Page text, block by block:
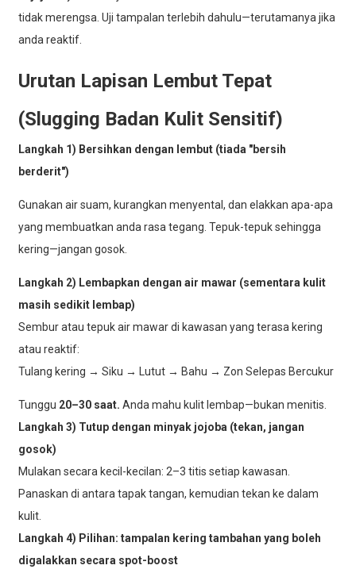
tidak merengsa. Uji tampalan terlebih dahulu—terutamanya jika
anda reaktif.
Urutan Lapisan Lembut Tepat
(Slugging Badan Kulit Sensitif)
Langkah 1) Bersihkan dengan lembut (tiada "bersih
berderit")
Gunakan air suam, kurangkan menyental, dan elakkan apa-apa
yang membuatkan anda rasa tegang. Tepuk-tepuk sehingga
kering—jangan gosok.
Langkah 2) Lembapkan dengan air mawar (sementara kulit
masih sedikit lembap)
Sembur atau tepuk air mawar di kawasan yang terasa kering
atau reaktif:
Tulang kering → Siku → Lutut → Bahu → Zon Selepas Bercukur
Tunggu 20–30 saat. Anda mahu kulit lembap—bukan menitis.
Langkah 3) Tutup dengan minyak jojoba (tekan, jangan
gosok)
Mulakan secara kecil-kecilan: 2–3 titis setiap kawasan.
Panaskan di antara tapak tangan, kemudian tekan ke dalam
kulit.
Langkah 4) Pilihan: tampalan kering tambahan yang boleh
digalakkan secara spot-boost